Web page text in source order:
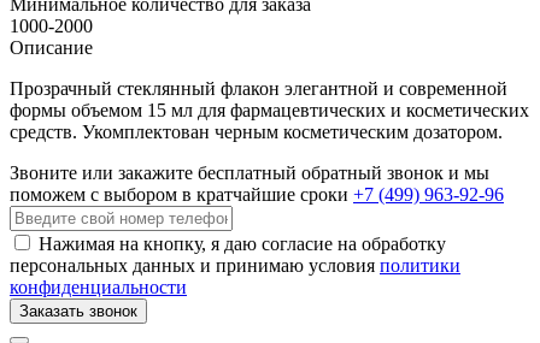
1000-2000
Описание
Прозрачный стеклянный флакон элегантной и современной
формы объемом 15 мл для фармацевтических и косметических
средств. Укомплектован черным косметическим дозатором.
Звоните или закажите бесплатный обратный звонок и мы
поможем с выбором в кратчайшие сроки +7 (499) 963-92-96
Нажимая на кнопку, я даю согласие на обработку
персональных данных и принимаю условия политики
конфиденциальности
Заказать звонок